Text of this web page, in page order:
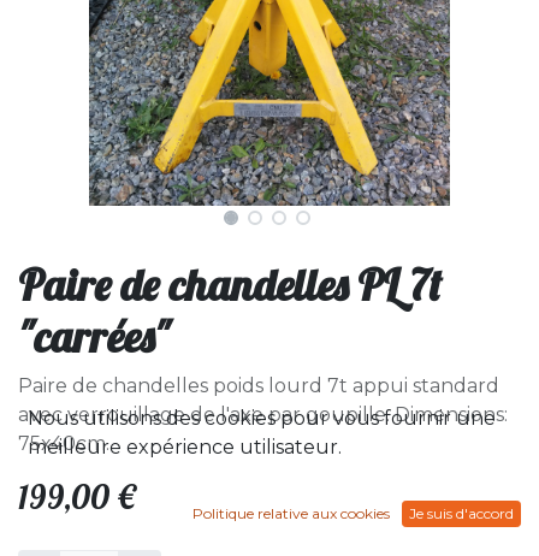
Paire de chandelles PL 7t
"carrées"
Paire de chandelles poids lourd 7t appui standard
avec verrouillage de l'axe par goupille. Dimensions:
75x40cm.
199,00 €
Nous utilisons des cookies pour vous fournir une
meilleure expérience utilisateur.
Politique relative aux cookies Je suis d'accord